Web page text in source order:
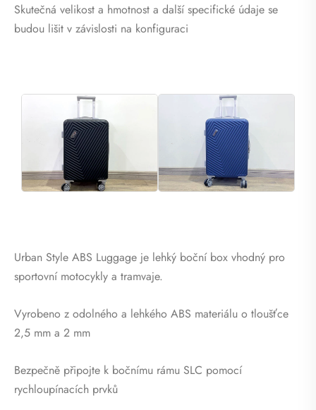
Skutečná velikost a hmotnost a další specifické údaje se
budou lišit v závislosti na konfiguraci
Urban Style ABS Luggage je lehký boční box vhodný pro
sportovní motocykly a tramvaje.
Vyrobeno z odolného a lehkého ABS materiálu o tloušťce
2,5 mm a 2 mm
Bezpečně připojte k bočnímu rámu SLC pomocí
rychloupínacích prvků